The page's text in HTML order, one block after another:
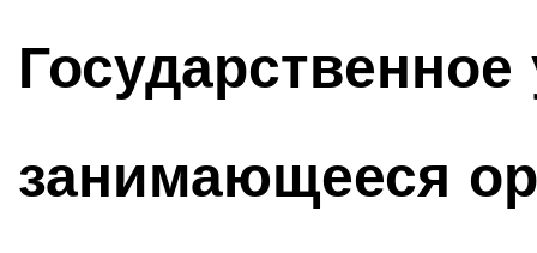
занимающееся